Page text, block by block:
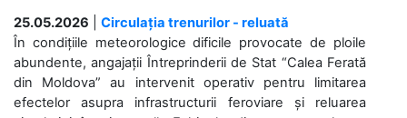
25.05.2026
Circulația trenurilor - reluată
În condițiile meteorologice dificile provocate de ploile
abundente, angajații Întreprinderii de Stat “Calea Ferată
din Moldova” au intervenit operativ pentru limitarea
efectelor asupra infrastructurii feroviare și reluarea